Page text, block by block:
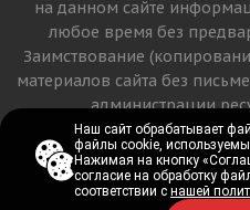
на данном сайте
любое время без
Заимствование
материалов сайта без
администрации
Наш сайт обрабатывает
файлы cookie,
Нажимая на кнопку
согласие на обработку
соответствии снашей
Наш сайт обрабатывает
файлы cookie,
Нажимая на кнопку
согласие на обработку
соответствии снашей